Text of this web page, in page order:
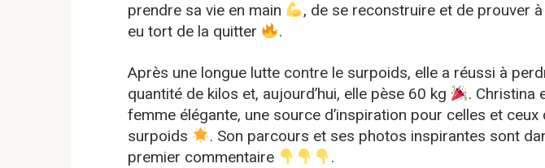
prendre sa vie en main
, de se reconstruire et de prouver à
eu tort de la quitter
.
Après une longue lutte contre le surpoids, elle a réussi à
quantité de kilos et, aujourd’hui, elle pèse 60 kg
. Christina
femme élégante, une source d’inspiration pour celles et
surpoids
. Son parcours et ses photos inspirantes sont
premier commentaire
.